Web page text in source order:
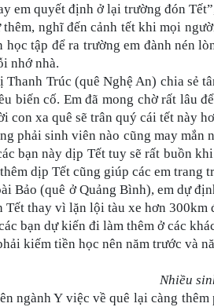
em quyết định ở lại trường đón
thêm, nghĩ đến cảnh tết khi mọi
học tập để ra trường em đành nén
nhớ nhà.
Thanh Trúc (quê Nghệ An) chia sẻ
biến cố. Em đã mong chờ rất lâu
con xa quê sẽ trân quý cái tết này
phải sinh viên nào cũng may mắn
bạn này dịp Tết tuy sẽ rất buồn
dịp Tết cũng giúp các em trang
Bảo (quê ở Quảng Bình), em dự
Tết thay vì lặn lội tàu xe hơn 300km
bạn dự kiến đi làm thêm ở các
kiếm tiền học nên năm trước và
Nhiều
ngành Y việc về quê lại càng